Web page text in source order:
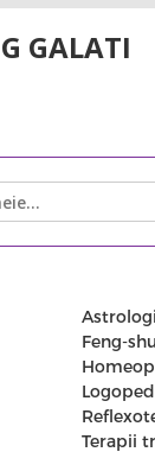
GALATI
Feng-
Terapii